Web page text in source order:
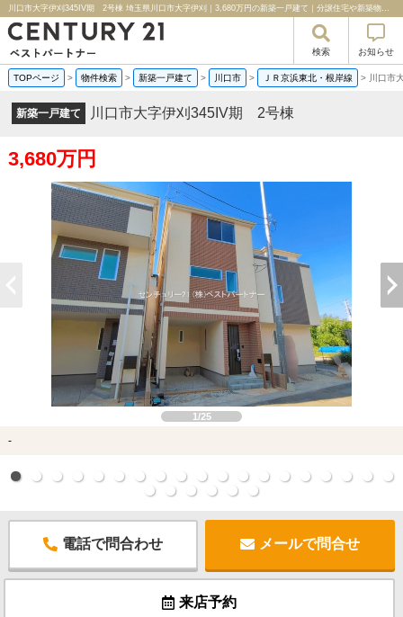
川口市大字伊刈345IV期 2号棟 埼玉県川口市大字伊刈｜3,680万円の新築一戸建て｜分譲住宅や新築物件｜センチュリー２１ベストパートナー
検索 お知らせ
TOPページ > 物件検索 > 新築一戸建て > 川口市 > ＪＲ京浜東北・根岸線 > 川口市
新築一戸建て 川口市大字伊刈345IV期 2号棟
3,680万円
1/25
-
電話で問合わせ メールで問合せ
来店予約